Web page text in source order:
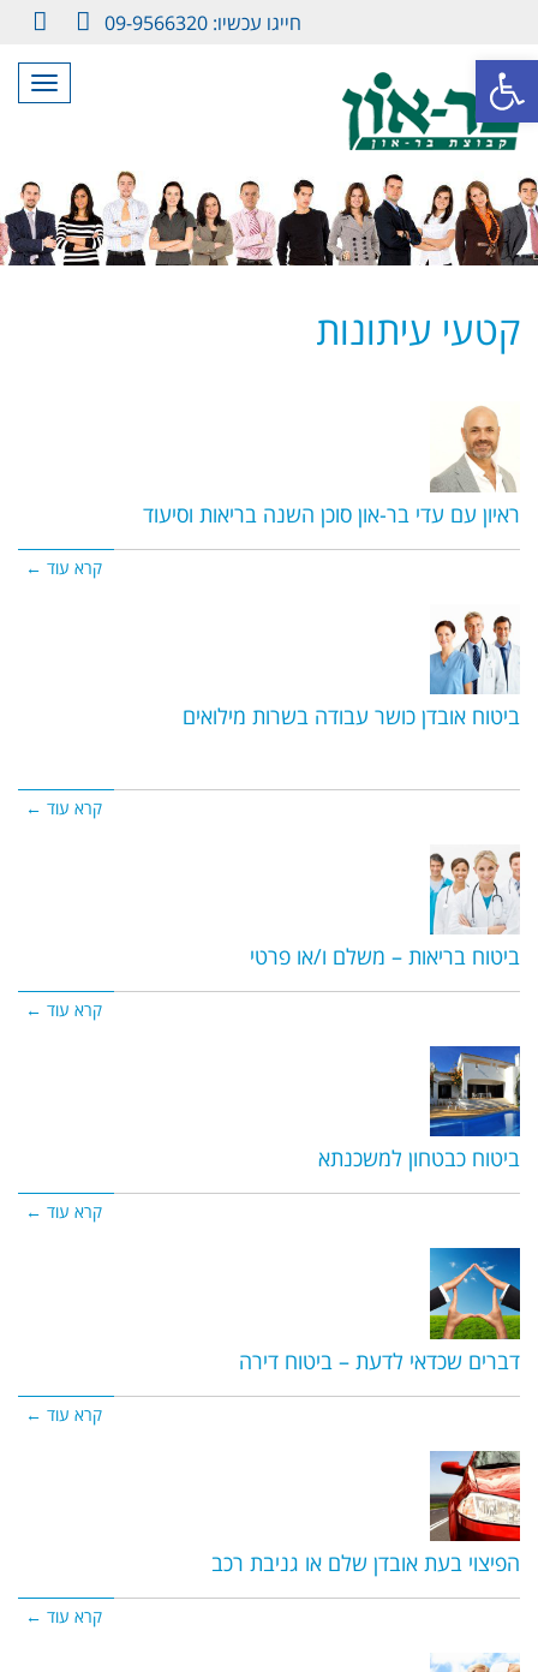
פתח סרגל נגישות
חייגו עכשיו: 09-9566320
קטעי עיתונות
ראיון עם עדי בר-און סוכן השנה בריאות וסיעוד
קרא עוד ←
ביטוח אובדן כושר עבודה בשרות מילואים
קרא עוד ←
ביטוח בריאות – משלם ו/או פרטי
קרא עוד ←
ביטוח כבטחון למשכנתא
קרא עוד ←
דברים שכדאי לדעת – ביטוח דירה
קרא עוד ←
הפיצוי בעת אובדן שלם או גניבת רכב
קרא עוד ←